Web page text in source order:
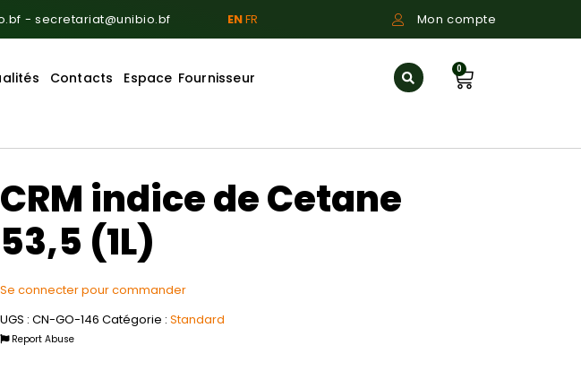
- secretariat@unibio.bf ENFR Mon compte
Contacts Espace Fournisseur
0
CRM indice de Cetane
53,5 (1L)
Se connecter pour commander
UGS : CN-GO-146 Catégorie : Standard
Report Abuse